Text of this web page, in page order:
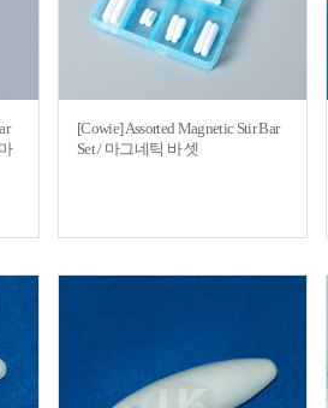
[Cowie] Assorted Magnetic Stir Bar
Set / 마그네틱 바 셋